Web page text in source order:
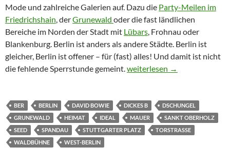
Mode und zahlreiche Galerien auf. Dazu die Party-Meilen im
Friedrichshain, derGrunewald oder die fast ländlichen
Bereiche im Norden der Stadt mit Lübars, Frohnau oder
Blankenburg. Berlin ist anders als andere Städte. Berlin ist
gleicher, Berlin ist offener – für (fast) alles! Und damit ist nicht
die fehlende Sperrstunde gemeint.Dirk Arendt: „Berlin, Berlin,
weiterlesen →
BER BERLIN DAVID BOWIE DICKES B
DSCHUNGEL
GRUNEWALD
HEIMAT IDEAL MAUER
SANKT OBERHOLZ
SEED
SPANDAU STUTTGARTER PLATZ
TORSTRASSE
WALDBÜHNE
WEST-BERLIN